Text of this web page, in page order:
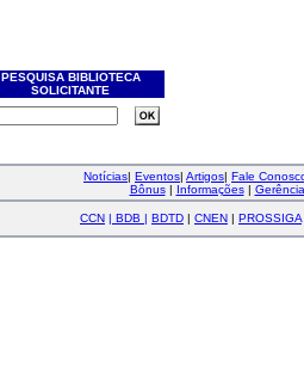
PESQUISA BIBLIOTECA
SOLICITANTE
Notícias| Eventos| Artigos| Fale
Bônus| Informações| Gerência
CCN | BDB | BDTD | CNEN | PROSSIGA